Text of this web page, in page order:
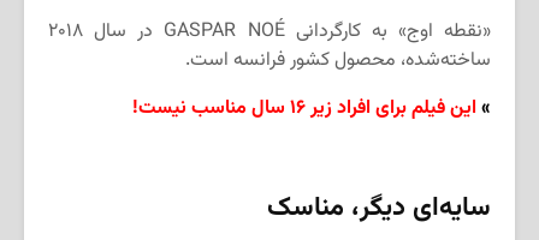
«نقطه اوج» به کارگردانی GASPAR NOÉ در سال ۲۰۱۸
ساخته‌شده، محصول کشور فرانسه است.
» این فیلم برای افراد زیر ۱۶ سال مناسب نیست!
سایه‌ای دیگر، مناسک